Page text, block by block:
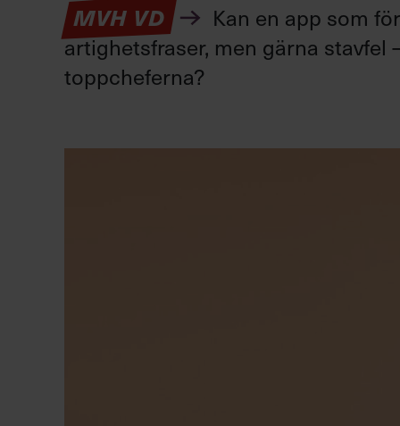
MVH VD
Kan en app som
artighetsfraser, men gärna stavfel
toppcheferna?